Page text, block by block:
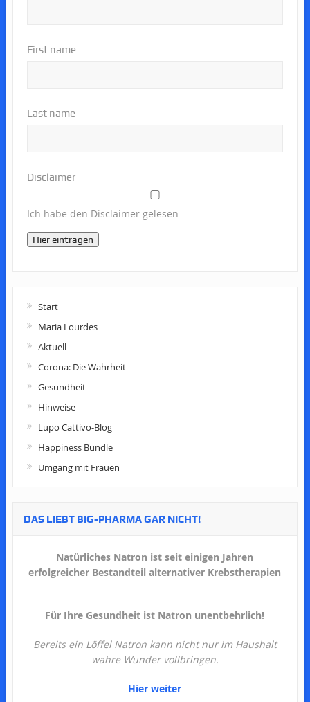
First name
Last name
Disclaimer
Ich habe den Disclaimer gelesen
Hier eintragen
Start
Maria Lourdes
Aktuell
Corona: Die Wahrheit
Gesundheit
Hinweise
Lupo Cattivo-Blog
Happiness Bundle
Umgang mit Frauen
DAS LIEBT BIG-PHARMA GAR NICHT!
Natürliches Natron ist seit einigen Jahren
erfolgreicher Bestandteil alternativer Krebstherapien
Für Ihre Gesundheit ist Natron unentbehrlich!
Bereits ein Löffel Natron kann nicht nur im Haushalt
wahre Wunder vollbringen.
Hier weiter